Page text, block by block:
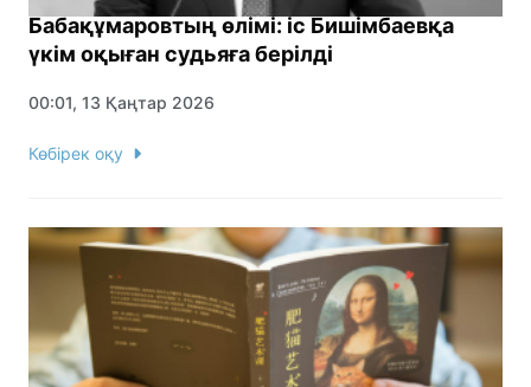
Бабақұмаровтың өлімі: іс Бишімбаевқа
үкім оқыған судьяға берілді
00:01, 13 Қаңтар 2026
Көбірек оқу